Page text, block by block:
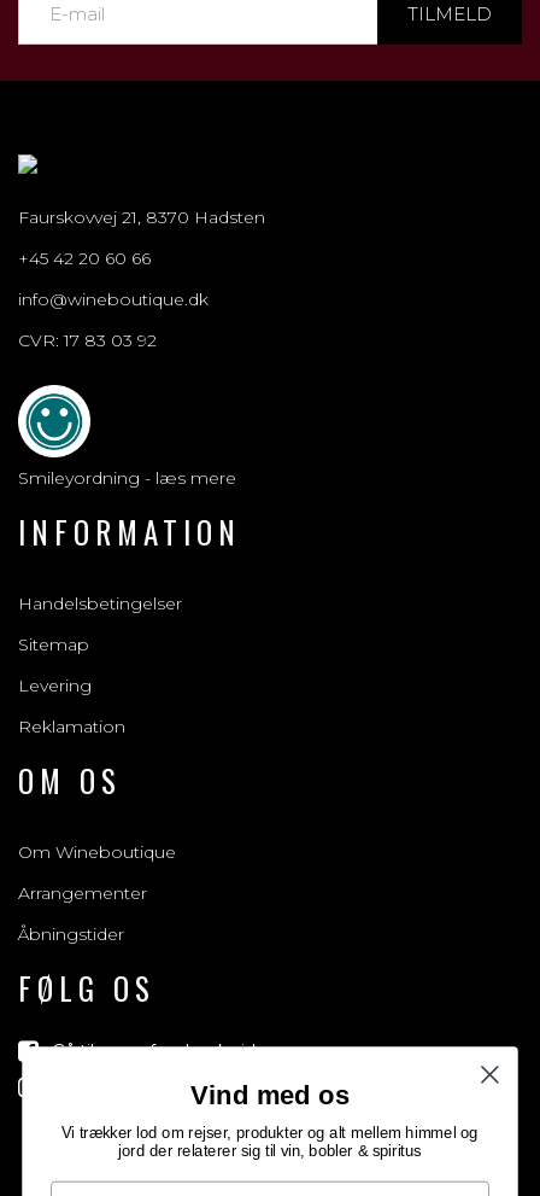
Vind med os
Vi trækker lod om rejser, produkter og alt mellem himmel og
jord der relaterer sig til vin, bobler & spiritus
TILMELD
Faurskovvej 21, 8370 Hadsten
+45 42 20 60 66
info@wineboutique.dk
CVR: 17 83 03 92
Smileyordning - læs mere
INFORMATION
Handelsbetingelser
Sitemap
Levering
Reklamation
OM OS
Om Wineboutique
Arrangementer
Åbningstider
FØLG OS
Gå til vores facebook side
Gå til vores Instagram side